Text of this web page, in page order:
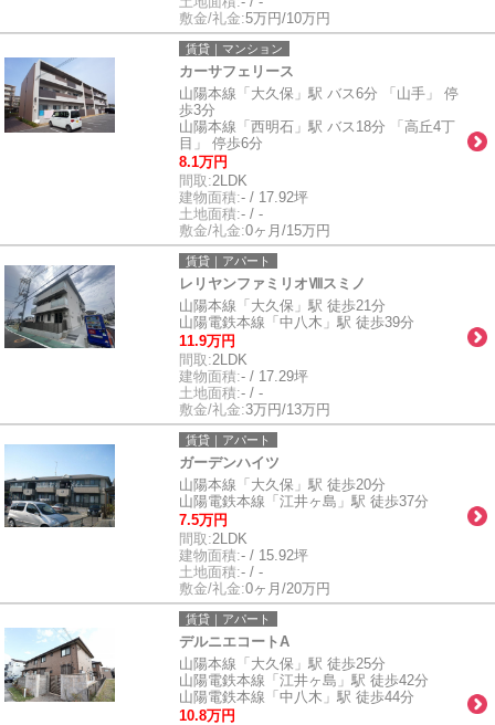
敷金/礼金:5万円/10万円
賃貸｜マンション
カーサフェリース
山陽本線「大久保」駅 バス6分 「山手」 停
歩3分
山陽本線「西明石」駅 バス18分 「高丘4丁
目」 停歩6分
8.1万円
間取:2LDK
建物面積:- / 17.92坪
土地面積:- / -
敷金/礼金:0ヶ月/15万円
賃貸｜アパート
レリヤンファミリオⅧスミノ
山陽本線「大久保」駅 徒歩21分
山陽電鉄本線「中八木」駅 徒歩39分
11.9万円
間取:2LDK
建物面積:- / 17.29坪
土地面積:- / -
敷金/礼金:3万円/13万円
賃貸｜アパート
ガーデンハイツ
山陽本線「大久保」駅 徒歩20分
山陽電鉄本線「江井ヶ島」駅 徒歩37分
7.5万円
間取:2LDK
建物面積:- / 15.92坪
土地面積:- / -
敷金/礼金:0ヶ月/20万円
賃貸｜アパート
デルニエコートA
山陽本線「大久保」駅 徒歩25分
山陽電鉄本線「江井ヶ島」駅 徒歩42分
山陽電鉄本線「中八木」駅 徒歩44分
10.8万円